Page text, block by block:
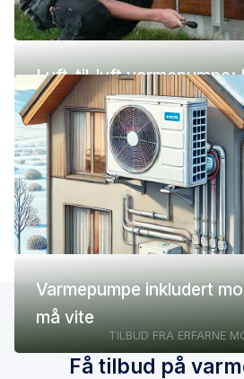
Luft-til-luft varmepumpe:
(pris, fordeler og ulemper)
Varmepumpe inkludert
må vite
TILBUD FRA ERFARNE
Få tilbud på